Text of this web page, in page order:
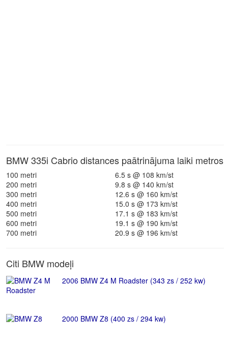
BMW 335i Cabrio distances paātrinājuma laiki metros
100 metri
6.5 s @ 108 km/st
200 metri
9.8 s @ 140 km/st
300 metri
12.6 s @ 160 km/st
400 metri
15.0 s @ 173 km/st
500 metri
17.1 s @ 183 km/st
600 metri
19.1 s @ 190 km/st
700 metri
20.9 s @ 196 km/st
Citi BMW modeļi
2006 BMW Z4 M Roadster (343 zs / 252 kw)
2000 BMW Z8 (400 zs / 294 kw)